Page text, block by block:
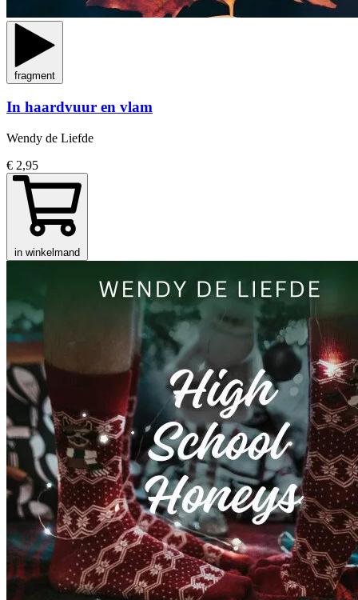
fragment
In haardvuur en vlam
Wendy de Liefde
€ 2,95
in winkelmand